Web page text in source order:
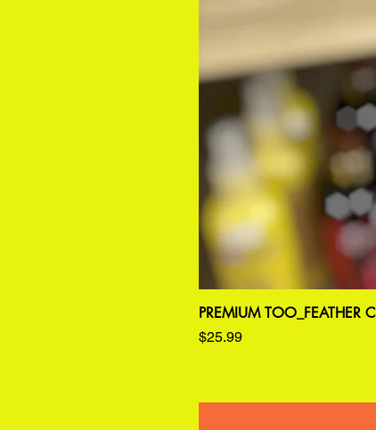
PREMIUM TOO_FEATHER
価格
$25.99